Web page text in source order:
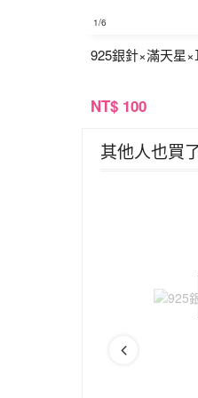
1/6
925銀針×滿天星×
NT$ 100
其他人也買